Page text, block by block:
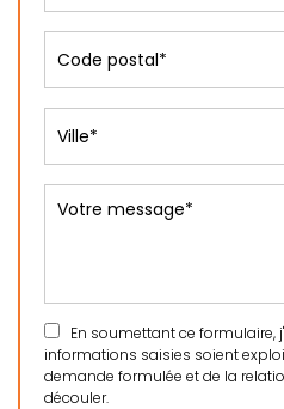
En soumettant ce formulaire,
informations saisies soient
demande formulée et de la
découler.